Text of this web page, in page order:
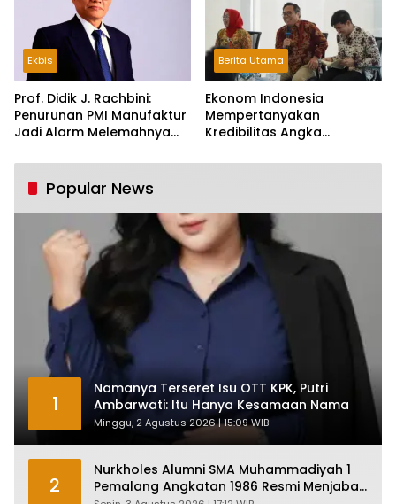
Ekbis
Prof. Didik J. Rachbini:
Penurunan PMI Manufaktur
Jadi Alarm Melemahnya
Berita Utama
Ekonom Indonesia
Mempertanyakan
Kredibilitas Angka
Tumbuh Tapi Rapuh
Popular News
1
Namanya Terseret Isu OTT KPK, Putri
Ambarwati: Itu Hanya Kesamaan Nama
Minggu, 2 Agustus 2026 | 15:09 WIB
2
Nurkholes Alumni SMA Muhammadiyah 1
Pemalang Angkatan 1986 Resmi Menjabat